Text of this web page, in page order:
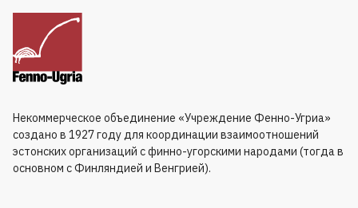
Некоммерческое объединение «Учреждение Фенно-Угриа»
создано в 1927 году для координации взаимоотношений
эстонских организаций с финно-угорскими народами (тогда в
основном с Финляндией и Венгрией).